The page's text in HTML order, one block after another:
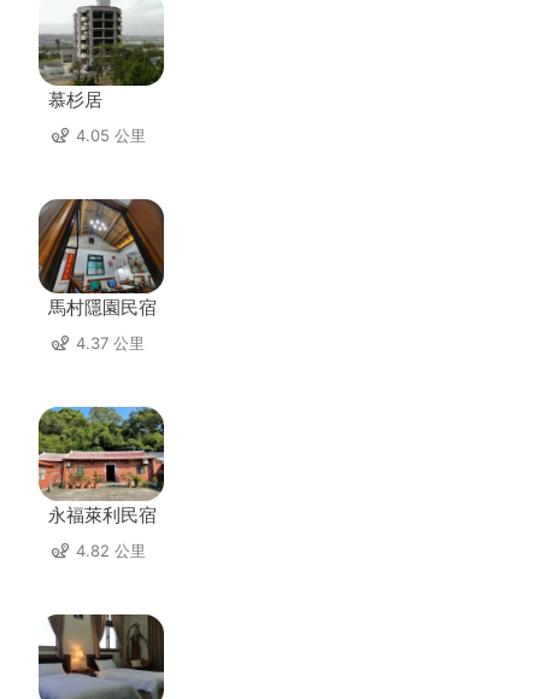
慕杉居
4.05 公里
馬村隱園民宿
4.37 公里
永福萊利民宿
4.82 公里